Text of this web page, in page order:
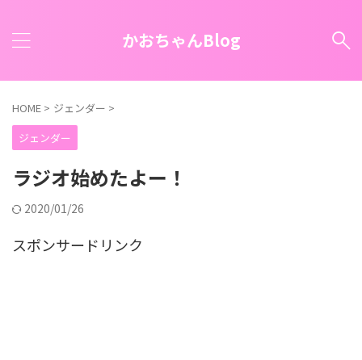
かおちゃんBlog
HOME > ジェンダー >
ジェンダー
ラジオ始めたよー！
2020/01/26
スポンサードリンク